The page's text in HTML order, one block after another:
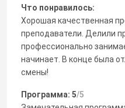
Что понравилось:
Хорошая качественная
преподаватели. Делили
профессионально
начинает. В конце была
смены!
Программа: 5/5